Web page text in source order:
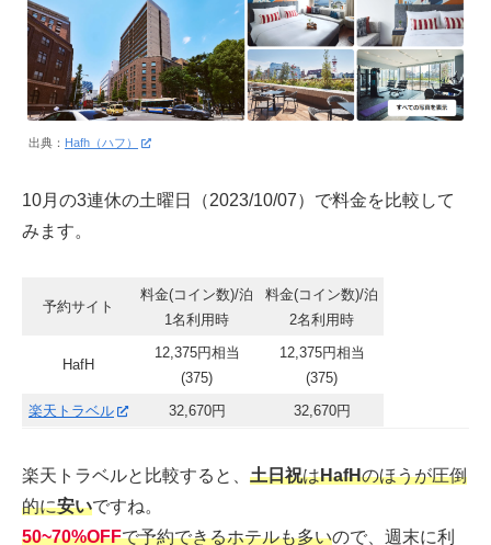
出典： Hafh（ハフ）
10月の3連休の土曜日（2023/10/07）で料金を比較して
みます。
予約サイト
料金(コイン数)/泊
1名利用時
料金(コイン数)/泊
2名利用時
HafH
12,375円相当
(375)
12,375円相当
(375)
楽天トラベル
32,670円 32,670円
楽天トラベルと比較すると、 土日祝はHafHのほうが圧倒
的に安いですね。
50~70%OFFで予約できるホテルも多いので、週末に利